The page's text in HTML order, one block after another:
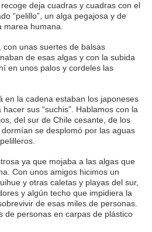
deja cuadras y cuadras con el
“pelillo”, un alga pegajosa y de
humana.
unas suertes de balsas
de esas algas y con la subida
en unos palos y cordeles las
en la cadena estaban los japoneses
sus “suchis”. Hablamos con la
del sur de Chile cesante, de los
se desplomó por las aguas
ya que mojaba a las algas que
Con unos amigos hicimos un
y otras caletas y playas del sur,
y algún techo que impidiera la
de esas miles de personas.
de personas en carpas de plástico